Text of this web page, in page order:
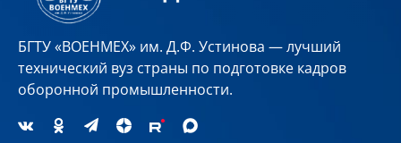
БГТУ «ВОЕНМЕХ» им. Д.Ф. Устинова — лучший
технический вуз страны по подготовке кадров
оборонной промышленности.